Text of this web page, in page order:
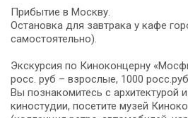
Прибытие в Москву.
Остановка для завтрака у кафе
самостоятельно).
Экскурсия по Киноконцерну
росс. руб – взрослые, 1000
Вы познакомитесь с архитектурой
киностудии, посетите музей